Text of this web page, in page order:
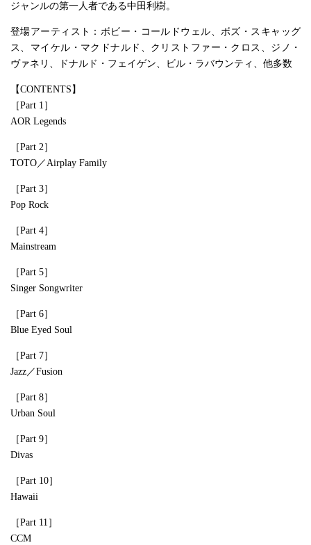
ジャンルの第一人者である中田利樹。
登場アーティスト：ボビー・コールドウェル、ボズ・スキャッグ
ス、マイケル・マクドナルド、クリストファー・クロス、ジノ・
ヴァネリ、ドナルド・フェイゲン、ビル・ラバウンティ、他多数
【CONTENTS】
［Part 1］
AOR Legends
［Part 2］
TOTO／Airplay Family
［Part 3］
Pop Rock
［Part 4］
Mainstream
［Part 5］
Singer Songwriter
［Part 6］
Blue Eyed Soul
［Part 7］
Jazz／Fusion
［Part 8］
Urban Soul
［Part 9］
Divas
［Part 10］
Hawaii
［Part 11］
CCM